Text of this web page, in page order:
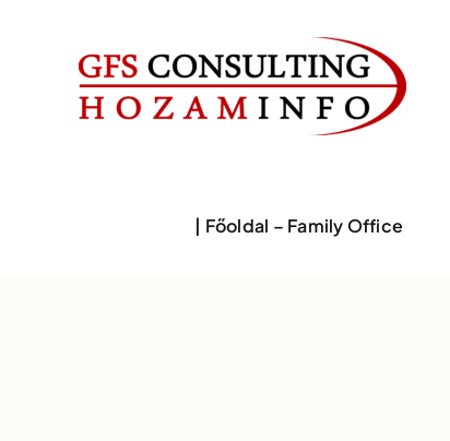
| Főoldal – Family Office